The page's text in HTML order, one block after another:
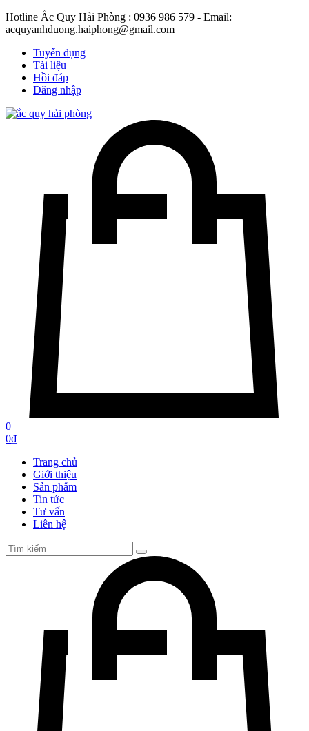
Hotline Ắc Quy Hải Phòng : 0936 986 579 - Email:
acquyanhduong.haiphong@gmail.com
Tuyển dụng
Tài liệu
Hồi đáp
Đăng nhập
0
0₫
Trang chủ
Giới thiệu
Sản phẩm
Tin tức
Tư vấn
Liên hệ